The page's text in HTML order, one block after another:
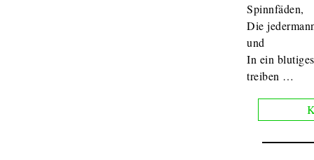
Spinnfäden,
Die
und
In ein
treiben …